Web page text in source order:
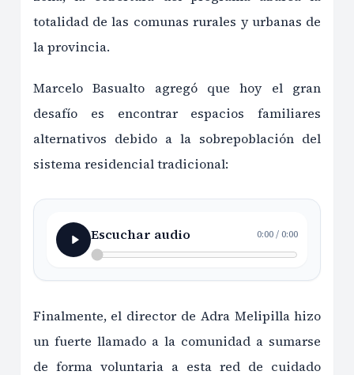
totalidad de las comunas rurales y urbanas de
la provincia.
Marcelo Basualto agregó que hoy el gran
desafío es encontrar espacios familiares
alternativos debido a la sobrepoblación del
sistema residencial tradicional:
Escuchar audio 0:00/0:00
Finalmente, el director de Adra Melipilla hizo
un fuerte llamado a la comunidad a sumarse
de forma voluntaria a esta red de cuidado